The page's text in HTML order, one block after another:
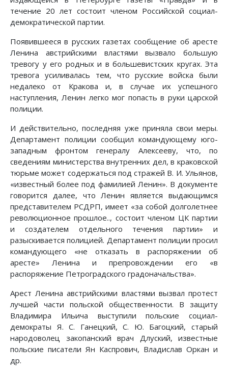
течение 20 лет состоит членом Российской социал-
демократической партии.
Появившееся в русских газетах сообщение об аресте
Ленина австрийскими властями вызвало большую
тревогу у его родных и в большевистских кругах. Эта
тревога усиливалась тем, что русские войска были
недалеко от Кракова и, в случае их успешного
наступления, Ленин легко мог попасть в руки царской
полиции.
И действительно, последняя уже приняла свои меры.
Департамент полиции сообщил командующему юго-
западным фронтом генералу Алексееву, что, по
сведениям министерства внутренних дел, в краковской
тюрьме может содержаться под стражей В. И. Ульянов,
«известный более под фамилией Ленин». В документе
говорится далее, что Ленин является выдающимся
представителем РСДРП, имеет «за собой долголетнее
революционное прошлое.., состоит членом ЦК партии
и создателем отдельного течения партии» и
разыскивается полицией. Департамент полиции просил
командующего «не отказать в распоряжении об
аресте» Ленина и препровождении его «в
распоряжение Петроградского градоначальства».
Арест Ленина австрийскими властями вызвал протест
лучшей части польской общественности. В защиту
Владимира Ильича выступили польские социал-
демократы Я. С. Ганецкий, С. Ю. Багоцкий, старый
народоволец закопанский врач Длуский, известные
польские писатели Ян Каспрович, Владислав Оркан и
др.